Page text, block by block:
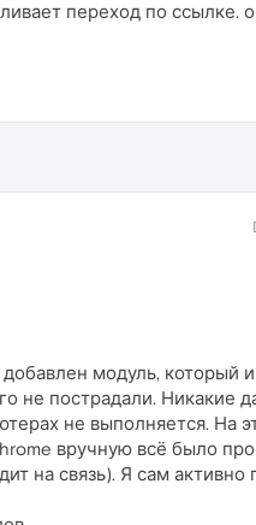
переход по
модуль, который
не пострадали. Никакие
не выполняется. На
вручную всё было
на связь). Я сам активно